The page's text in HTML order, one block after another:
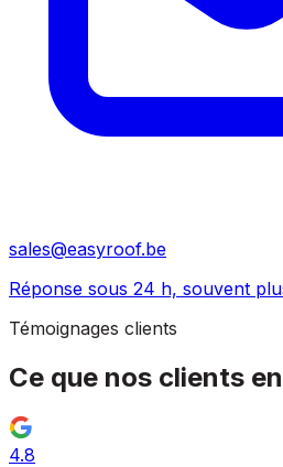
sales@easyroof.be
Réponse sous 24 h, souvent
Témoignages clients
Ce que nos clients
4.8